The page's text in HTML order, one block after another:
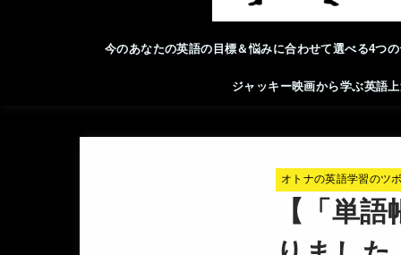
今のあなたの英語の目標＆悩みに合わせて選べる4つ
ジャッキー映画から学ぶ英語
オトナの英語学習のツ
【「単